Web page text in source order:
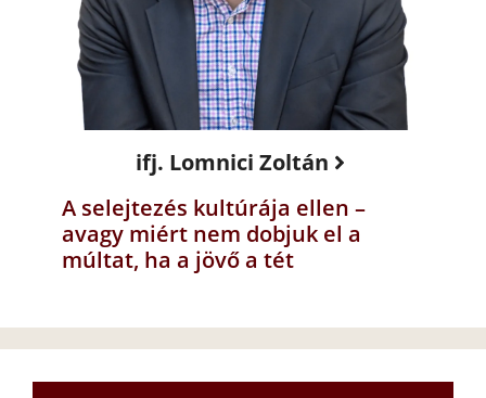
ifj. Lomnici Zoltán
A selejtezés kultúrája ellen –
avagy miért nem dobjuk el a
múltat, ha a jövő a tét